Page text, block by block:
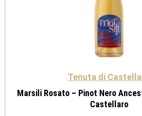
Tenuta di
Marsili Rosato – Pinot Nero
Castellaro